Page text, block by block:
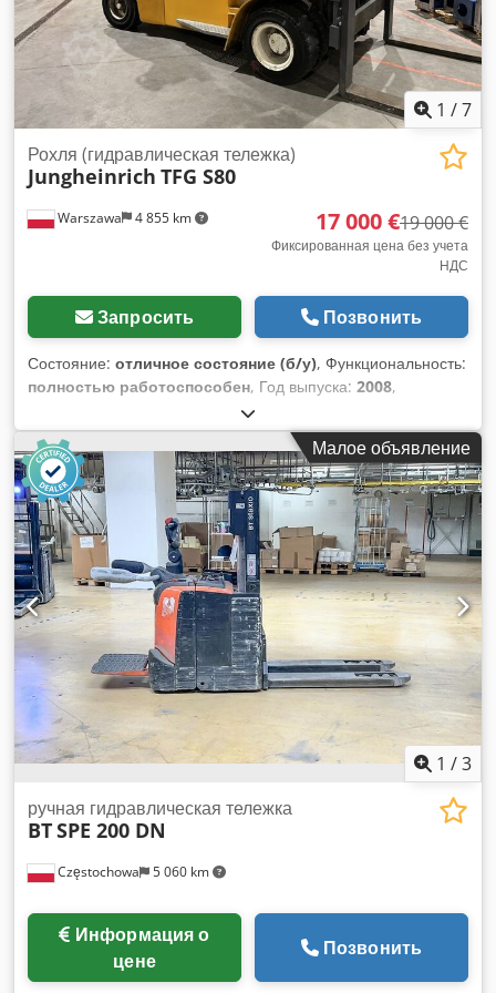
обслуживание и очистку. По желанию заказчика машина
может быть окрашена за дополнительную плату. Dcsdpfx
Aezr Ab Eoizok
1 /7
Warszawa 4 855 km
Рохля (гидравлическая тележка)
Jungheinrich TFG S80
17 000 €19 000 €
Фиксированная цена без учета
НДС
Запросить Позвонить
Состояние: отличное состояние (б/у), Функциональность:
полностью работоспособен, Год выпуска: 2008,
, грузоподъемность:
подъема:6 000 мм, Погрузчик в очень хорошем состоянии.
Грузоподъемность 8000 кг. Высота подъема 6000 см.
Dsdpfeyknlzox Aizjck
Малое объявление
1 /3
Częstochowa 5 060 km
ручная гидравлическая тележка
BTSPE 200 DN
цене
Позвонить